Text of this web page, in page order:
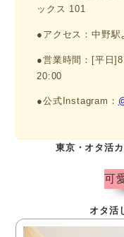
ックス 101
●アクセス：中野駅
●営業時間：[平日
20:00
●公式Instagram：
東京・オタ活
可
オタ活